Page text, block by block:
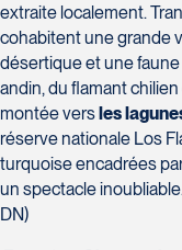
extraite localement.
cohabitent une grande
désertique et une
andin, du flamant
montée versles
réserve nationale Los
turquoise encadrées
un spectacle
DN)
Voyages Transat St-
117 Boulevard Les
Promenades St-Bruno
Saint-Bruno-de-
J3V 5K2
4100 Boulevard de
Québec
G2C 1T8
Tél :418-847-1023 /